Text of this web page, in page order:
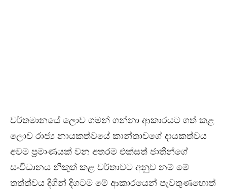
වර්තමානයේ ලොව ගමන් ගන්නා ආකාරයට ගත් කළ
ලොව රාජ්‍ය නායකත්වයේ කාන්තාවගේ දායකත්වය
අවම ප්‍රමාණයක් වන අතරම එක්සත් ජාතීන්ගේ
සංවිධානය නිකුත් කළ වර්තාවට අනුව නම් මේ
තත්ත්වය දිගින් දිගටම මේ ආකාරයෙන් පැවතුණහොත්